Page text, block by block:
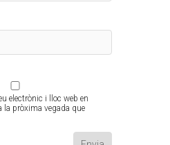
electrònic i lloc web en
la pròxima vegada que